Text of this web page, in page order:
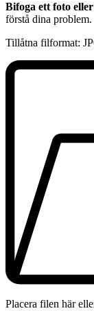
Bifoga ett foto
förstå dina problem.
Tillåtna filformat:
Placera filen här